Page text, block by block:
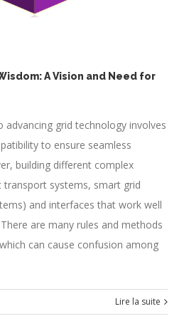
A Vision and Need for
advancing grid technology involves
to ensure seamless
building different complex
transport systems, smart grid
and interfaces that work well
are many rules and methods
can cause confusion among
Lire la suite